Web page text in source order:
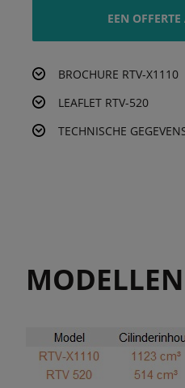
EEN
BROCHURE RTV-X1110
LEAFLET RTV-520
TECHNISCHE
MODELLEN